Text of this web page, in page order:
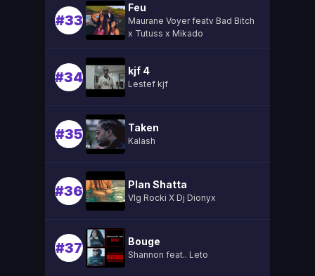
#33
Feu
Maurane Voyer featv Bad Bitch
x Tutuss x Mikado
#34 kjf 4
Lestef kjf
#35 Taken
Kalash
#36 Plan Shatta
Vlg Rocki X Dj Dionyx
#37 Bouge
Shannon feat.. Leto